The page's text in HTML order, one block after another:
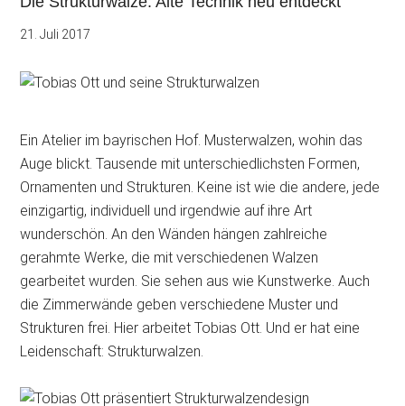
21. Juli 2017
Ein Atelier im bayrischen Hof. Musterwalzen, wohin das
Auge blickt. Tausende mit unterschiedlichsten Formen,
Ornamenten und Strukturen. Keine ist wie die andere, jede
einzigartig, individuell und irgendwie auf ihre Art
wunderschön. An den Wänden hängen zahlreiche
gerahmte Werke, die mit verschiedenen Walzen
gearbeitet wurden. Sie sehen aus wie Kunstwerke. Auch
die Zimmerwände geben verschiedene Muster und
Strukturen frei. Hier arbeitet Tobias Ott. Und er hat eine
Leidenschaft: Strukturwalzen.